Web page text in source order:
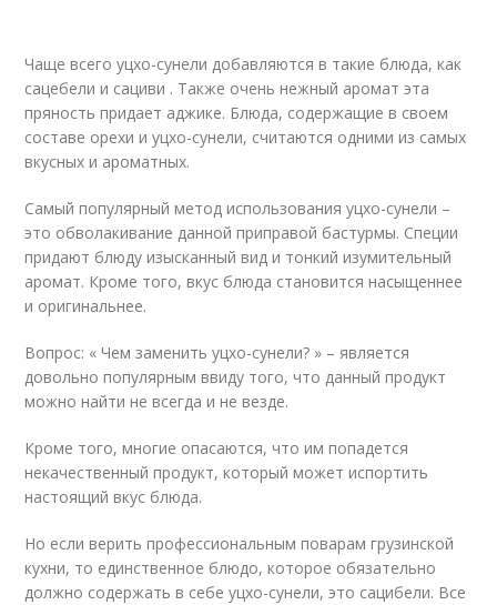
Чаще всего уцхо-сунели добавляются в такие блюда, как
сацебели и сациви . Также очень нежный аромат эта
пряность придает аджике. Блюда, содержащие в своем
составе орехи и уцхо-сунели, считаются одними из самых
вкусных и ароматных.
Самый популярный метод использования уцхо-сунели –
это обволакивание данной приправой бастурмы. Специи
придают блюду изысканный вид и тонкий изумительный
аромат. Кроме того, вкус блюда становится насыщеннее
и оригинальнее.
Вопрос: « Чем заменить уцхо-сунели? » – является
довольно популярным ввиду того, что данный продукт
можно найти не всегда и не везде.
Кроме того, многие опасаются, что им попадется
некачественный продукт, который может испортить
настоящий вкус блюда.
Но если верить профессиональным поварам грузинской
кухни, то единственное блюдо, которое обязательно
должно содержать в себе уцхо-сунели, это сацибели. Все